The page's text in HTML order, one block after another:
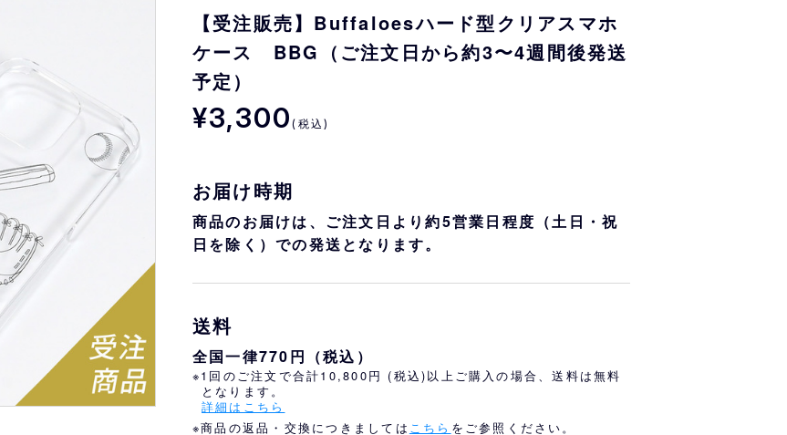
ステーショナリー・
キッチン・食品 スマホ用品
キーホルダー
め オリ姫におすすめ
【受注販売】Buffaloesハード型クリアスマホ
ケース BBG（ご注文日から約3〜4週間後発送
予定）
¥3,300(税込)
お届け時期
商品のお届けは、ご注文日より約5営業日程度（土日・祝
日を除く）での発送となります。
送料
全国一律770円（税込）
※1回のご注文で合計10,800円 (税込)以上ご購入の場合、送料は無料
となります。
詳細はこちら
※商品の返品・交換につきましては こちら をご参照ください。